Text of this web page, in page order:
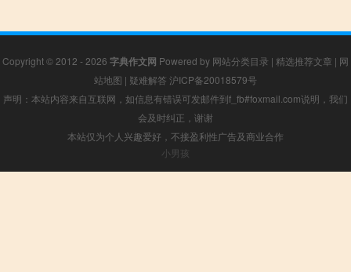
Copyright © 2012 - 2026 字典作文网 Powered by 网站分类目录 | 精选推荐文章 | 网
站地图 | 疑难解答 沪ICP备20018579号
声明：本站内容来自互联网，如信息有错误可发邮件到f_fb#foxmail.com说明，我们
会及时纠正，谢谢
本站仅为个人兴趣爱好，不接盈利性广告及商业合作
小男孩